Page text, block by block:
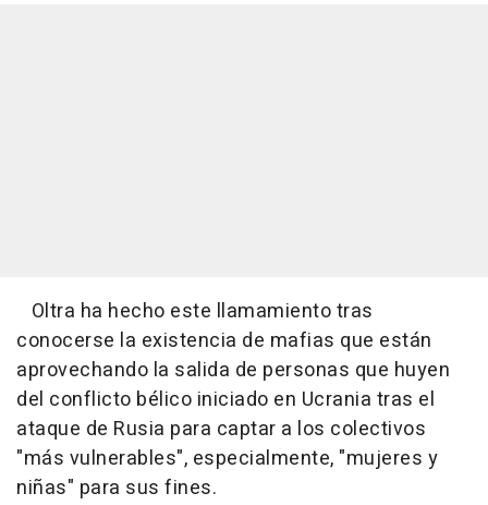
Oltra ha hecho este llamamiento tras
conocerse la existencia de mafias que están
aprovechando la salida de personas que huyen
del conflicto bélico iniciado en Ucrania tras el
ataque de Rusia para captar a los colectivos
"más vulnerables", especialmente, "mujeres y
niñas" para sus fines.